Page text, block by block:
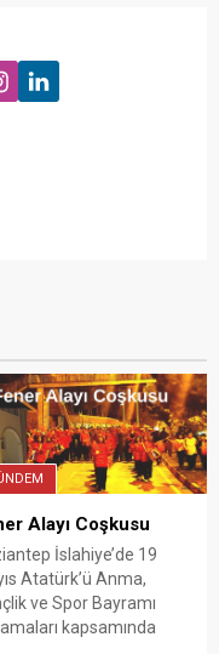
Alayı Coşkusu
İslahiye’de 19
Atatürk’ü Anma,
ve Spor Bayramı
kapsamında